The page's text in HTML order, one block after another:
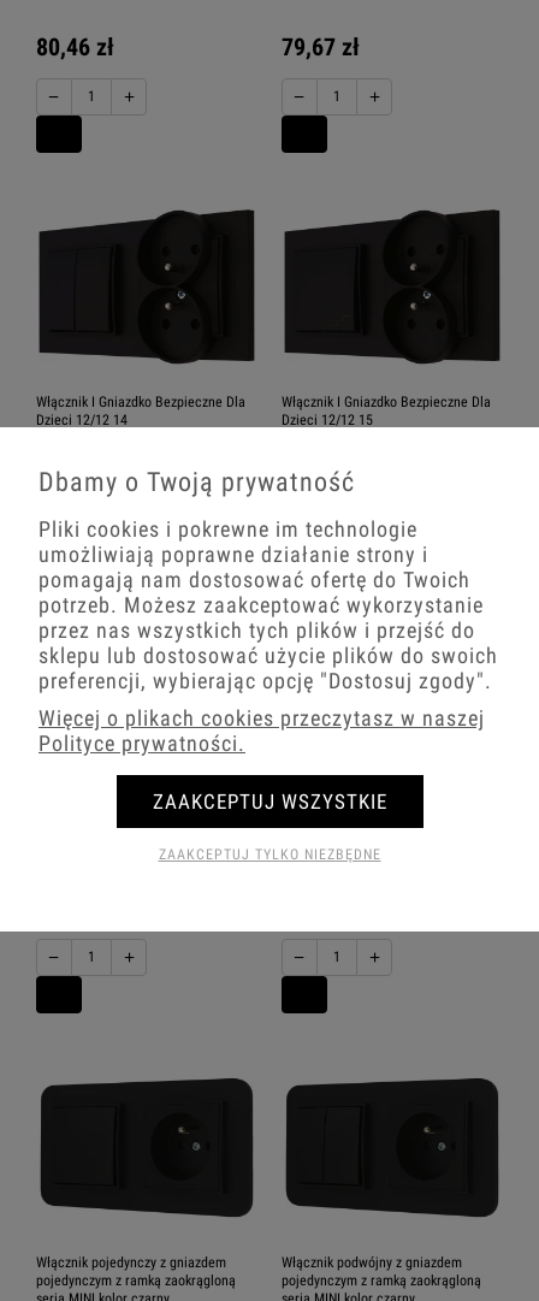
80,46 zł
− +
79,67 zł
− +
Włącznik I Gniazdko Bezpieczne Dla
Dzieci 12/12 14
85,41 zł
− +
Włącznik I Gniazdko Bezpieczne Dla
Dzieci 12/12 15
82,21 zł
− +
Włącznik Z Gniazdkiem
Hermetycznym 12/12 17 Karlik Mini
− +
Włącznik Z Gniazdkiem
Hermetycznym 12/12 18 Karlik Mini
− +
Włącznik pojedynczy z gniazdem
pojedynczym z ramką zaokrągloną
Włącznik podwójny z gniazdem
pojedynczym z ramką zaokrągloną
Dbamy o Twoją prywatność
Pliki cookies i pokrewne im technologie
umożliwiają poprawne działanie strony i
pomagają nam dostosować ofertę do Twoich
potrzeb. Możesz zaakceptować wykorzystanie
przez nas wszystkich tych plików i przejść do
sklepu lub dostosować użycie plików do swoich
preferencji, wybierając opcję "Dostosuj zgody".
Więcej o plikach cookies przeczytasz w naszej
Polityce prywatności.
ZAAKCEPTUJ TYLKO NIEZBĘDNE
ZAAKCEPTUJ WSZYSTKIE